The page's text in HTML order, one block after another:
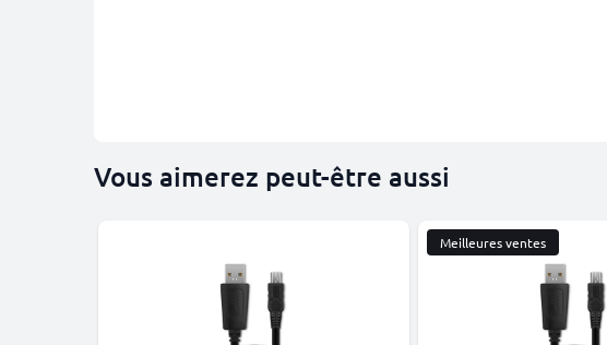
Vous aimerez peut-être aussi
Meilleures ventes